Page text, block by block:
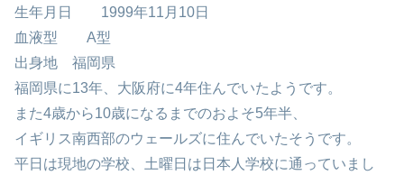
生年月日 1999年11月10日
血液型 A型
出身地 福岡県
福岡県に13年、大阪府に4年住んでいたようです。
また4歳から10歳になるまでのおよそ5年半、
イギリス南西部のウェールズに住んでいたそうです。
平日は現地の学校、土曜日は日本人学校に通っていまし